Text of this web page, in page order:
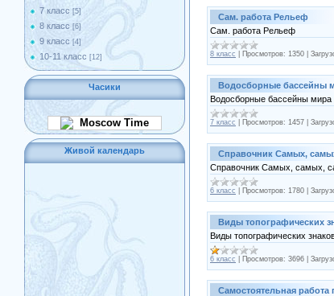
7 класс [5]
8 класс [6]
9 класс [4]
10-11 класс [12]
Часики
Moscow Time
Живой календарь
Сам. работа Рельеф
Сам. работа Рельеф
8 класс Просмотров: 1350
Водосборные бассейны
Водосборные бассейны мира
7 класс Просмотров: 1457
Справочник Самых,
Справочник Самых, самых,
6 класс Просмотров: 1780
Виды топографических
Виды топографических
6 класс Просмотров: 3696
Самостоятельная